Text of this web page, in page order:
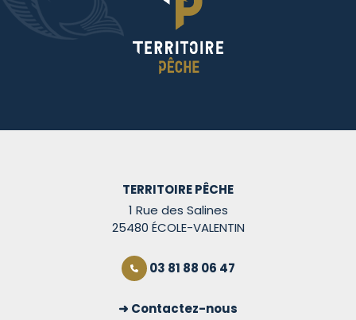
TERRITOIRE PÊCHE
1 Rue des Salines
25480 ÉCOLE-VALENTIN
03 81 88 06 47
Contactez-nous